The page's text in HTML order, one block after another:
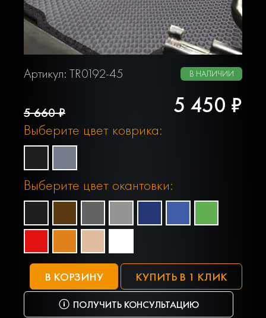
Артикул: TR0192-45 В НАЛИЧИИ
5 660 ₽ 5 450 ₽
Выберите цвет коврика:
Выберите цвет окантовки:
В КОРЗИНУ КУПИТЬ В 1 КЛИК
ПОЛУЧИТЬ КОНСУЛЬТАЦИЮ